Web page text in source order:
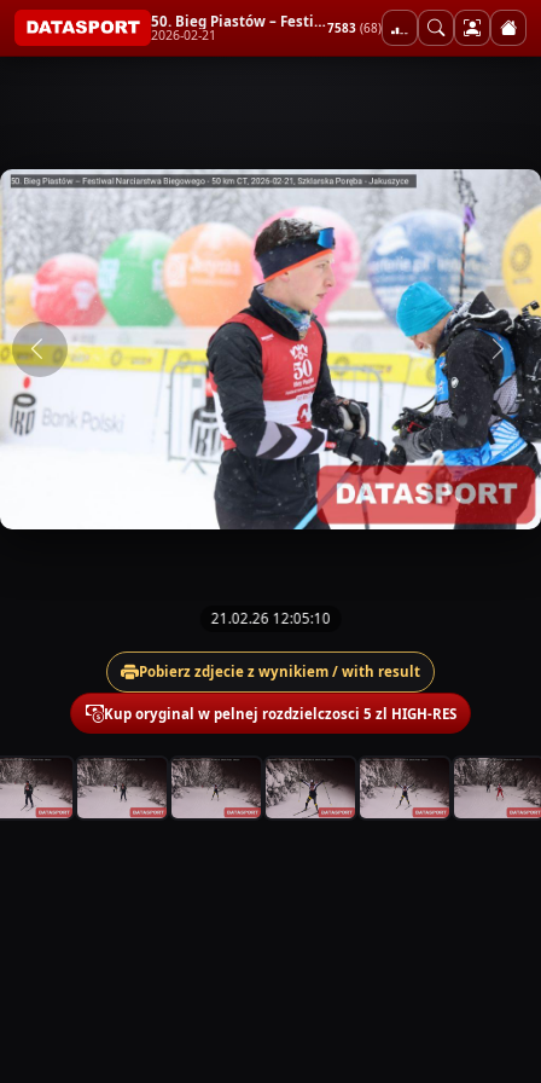
50. Bieg Piastów – Festiwal Narciarstwa Biegowego - 50 km CT
2026-02-21 7583 (68)
21.02.26 12:05:10
Pobierz zdjecie z wynikiem / with result
Kup oryginal w pelnej rozdzielczosci 5 zl HIGH-RES